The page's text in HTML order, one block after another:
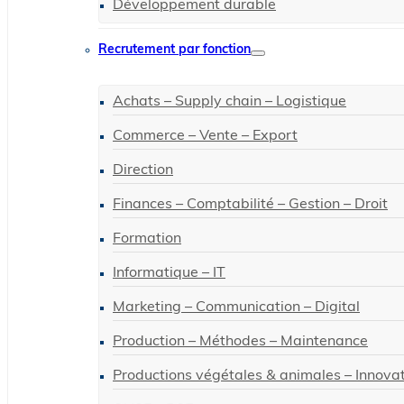
Développement durable
Recrutement par fonction
Achats – Supply chain – Logistique
Commerce – Vente – Export
Direction
Finances – Comptabilité – Gestion – Droit
Formation
Informatique – IT
Marketing – Communication – Digital
Production – Méthodes – Maintenance
Productions végétales & animales –